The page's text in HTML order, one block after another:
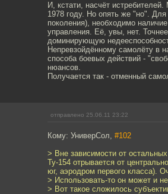
И, кстати, насчёт
1978 году. Но опять же "но". Для
поколения), необходимо
управления. Её, увы, нет.
доминирующую
Непревзойдённому самолёту в
способа боевых действий -
нюансов.
Получается так - отменный
отправлено 25.06.11 23:22
Кому: УниверСол, #102
> Вне зависимости от
Ту-154 отрывается от
юг, аэродром первого класса).
> Использовать-то он может и
> Вот такое сложилось